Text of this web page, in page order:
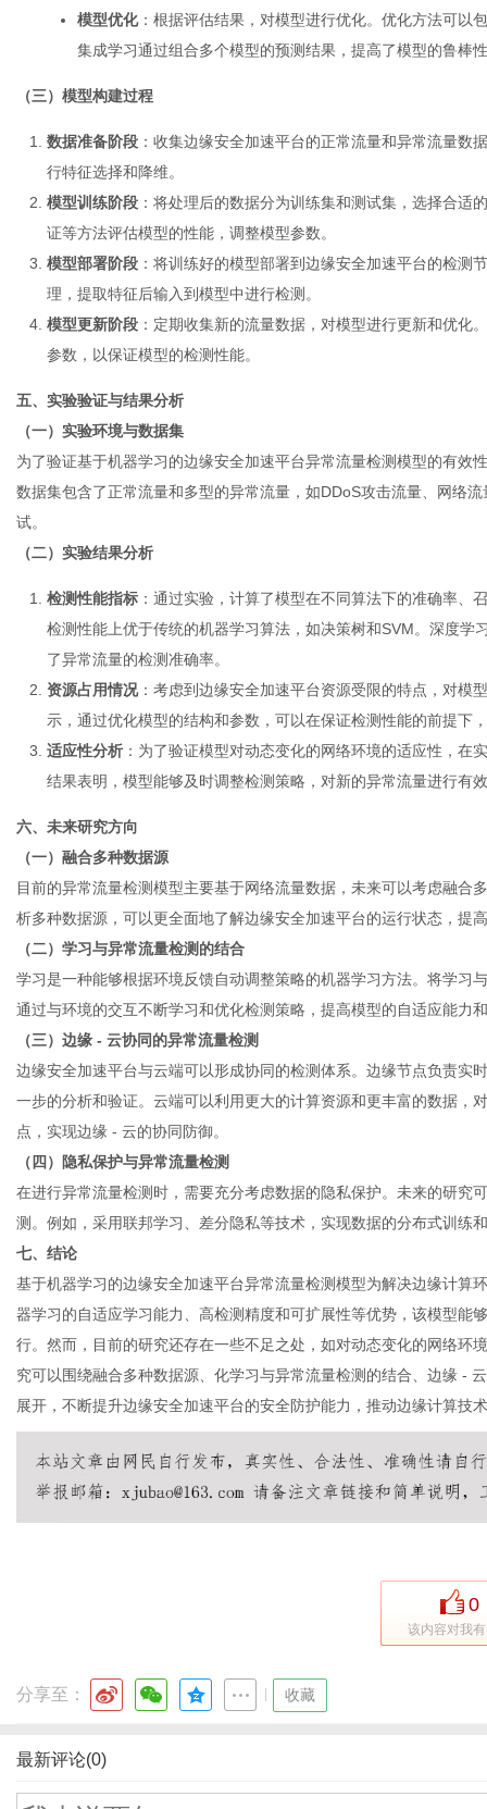
模型优化：根据评估结果，对模型进行优化。优化方法可以
集成学习通过组合多个模型的预测结果，提高了模型的鲁棒
（三）模型构建过程
数据准备阶段 ：收集边缘安全加速平台的正常流量和异常流量
行特征选择和降维。
模型训练阶段 ：将处理后的数据分为训练集和测试集，选择合
证等方法评估模型的性能，调整模型参数。
模型部署阶段 ：将训练好的模型部署到边缘安全加速平台的检
理，提取特征后输入到模型中进行检测。
模型更新阶段 ：定期收集新的流量数据，对模型进行更新和优
参数，以保证模型的检测性能。
五、实验验证与结果分析
（一）实验环境与数据集
为了验证基于机器学习的边缘安全加速平台异常流量检测模型的有效
数据集包含了正常流量和多型的异常流量，如DDoS攻击流量、网络
试。
（二）实验结果分析
检测性能指标 ：通过实验，计算了模型在不同算法下的准确率
检测性能上优于传统的机器学习算法，如决策树和SVM。深度
了异常流量的检测准确率。
资源占用情况：考虑到边缘安全加速平台资源受限的特点，对模
示，通过优化模型的结构和参数，可以在保证检测性能的前提下
适应性分析 ：为了验证模型对动态变化的网络环境的适应性，
结果表明，模型能够及时调整检测策略，对新的异常流量进行有
六、未来研究方向
（一）融合多种数据源
目前的异常流量检测模型主要基于网络流量数据，未来可以考虑融合
析多种数据源，可以更全面地了解边缘安全加速平台的运行状态，提
（二）学习与异常流量检测的结合
学习是一种能够根据环境反馈自动调整策略的机器学习方法。将学习
通过与环境的交互不断学习和优化检测策略，提高模型的自适应能力
（三）边缘 - 云协同的异常流量检测
边缘安全加速平台与云端可以形成协同的检测体系。边缘节点负责实
一步的分析和验证。云端可以利用更大的计算资源和更丰富的数据，
点，实现边缘 - 云的协同防御。
（四）隐私保护与异常流量检测
在进行异常流量检测时，需要充分考虑数据的隐私保护。未来的研究
测。例如，采用联邦学习、差分隐私等技术，实现数据的分布式训练
七、结论
基于机器学习的边缘安全加速平台异常流量检测模型为解决边缘计算
器学习的自适应学习能力、高检测精度和可扩展性等优势，该模型能
行。然而，目前的研究还存在一些不足之处，如对动态变化的网络环
究可以围绕融合多种数据源、化学习与异常流量检测的结合、边缘 -
展开，不断提升边缘安全加速平台的安全防护能力，推动边缘计算技
0
该内容对我
分享至： 收藏
最新评论(0)